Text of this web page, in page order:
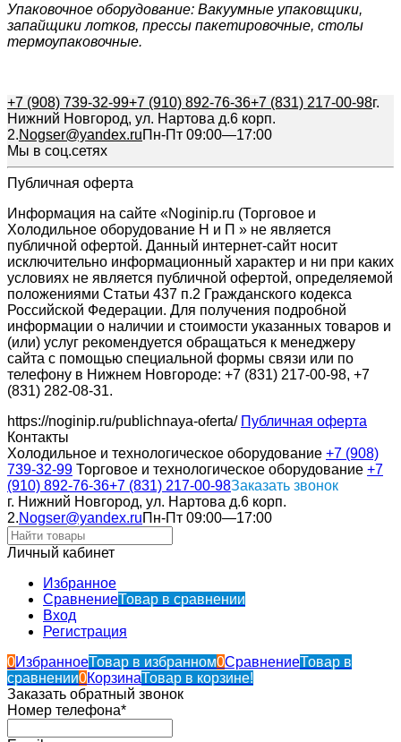
Упаковочное оборудование: Вакуумные упаковщики,
запайщики лотков, прессы пакетировочные, столы
термоупаковочные.
+7 (908) 739-32-99+7 (910) 892-76-36+7 (831) 217-00-98г.
Нижний Новгород, ул. Нартова д.6 корп.
2.Nogser@yandex.ruПн-Пт 09:00—17:00
Мы в соц.сетях
Публичная оферта
Информация на сайте «Noginip.ru (Торговое и
Холодильное оборудование Н и П » не является
публичной офертой. Данный интернет-сайт носит
исключительно информационный характер и ни при каких
условиях не является публичной офертой, определяемой
положениями Статьи 437 п.2 Гражданского кодекса
Российской Федерации. Для получения подробной
информации о наличии и стоимости указанных товаров и
(или) услуг рекомендуется обращаться к менеджеру
сайта с помощью специальной формы связи или по
телефону в Нижнем Новгороде: +7 (831) 217-00-98, +7
(831) 282-08-31.
https://noginip.ru/publichnaya-oferta/ Публичная оферта
Контакты
Холодильное и технологическое оборудование +7 (908)
739-32-99 Торговое и технологическое оборудование +7
(910) 892-76-36+7 (831) 217-00-98Заказать звонок
г. Нижний Новгород, ул. Нартова д.6 корп.
2.Nogser@yandex.ruПн-Пт 09:00—17:00
Личный кабинет
Избранное
СравнениеТовар в сравнении
Вход
Регистрация
0ИзбранноеТовар в избранном0СравнениеТовар в
сравнении0КорзинаТовар в корзине!
Заказать обратный звонок
Номер телефона*